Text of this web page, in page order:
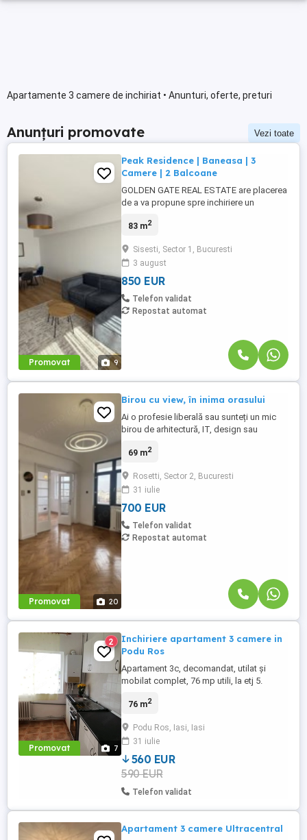
Apartamente 3 camere de inchiriat • Anunturi, oferte, preturi
Anunțuri promovate Vezi toate
Promovat 9
Peak Residence | Baneasa | 3
Camere | 2 Balcoane
GOLDEN GATE REAL ESTATE are placerea
de a va propune spre inchiriere un
Baneasa. Solicitati predentare video.
cu regim de inaltime P + 11, finalizat in
anul 2021, avand o suprafata utila de 83
mp si 2 balcoane ...
83 m2
Sisesti, Sector 1, Bucuresti
3 august
850 EUR
Telefon validat
Repostat automat
Promovat 20
Birou cu view, în inima orasului
Ai o profesie liberală sau sunteți un mic
birou de arhitectură, IT, design sau
Apartamentul este scăldat în lumină, bine
merge pe conceptul de spațiu deschis de
lucru. Nu este mobilat, pentru ca fiecare să
își poată ...
69 m2
Rosetti, Sector 2, Bucuresti
31 iulie
700 EUR
Telefon validat
Repostat automat
Promovat 7
2
Inchiriere apartament 3 camere in
Podu Ros
Apartament 3c, decomandat, utilat și
mobilat complet, 76 mp utili, la etj 5.
interes. Nu se acceptă fumători sau
și o garanție de aceeași valoare. Este liber
începând cu luna august.
76 m2
Podu Ros, Iasi, Iasi
31 iulie
560 EUR
590 EUR
Telefon validat
Apartament 3 camere Ultracentral